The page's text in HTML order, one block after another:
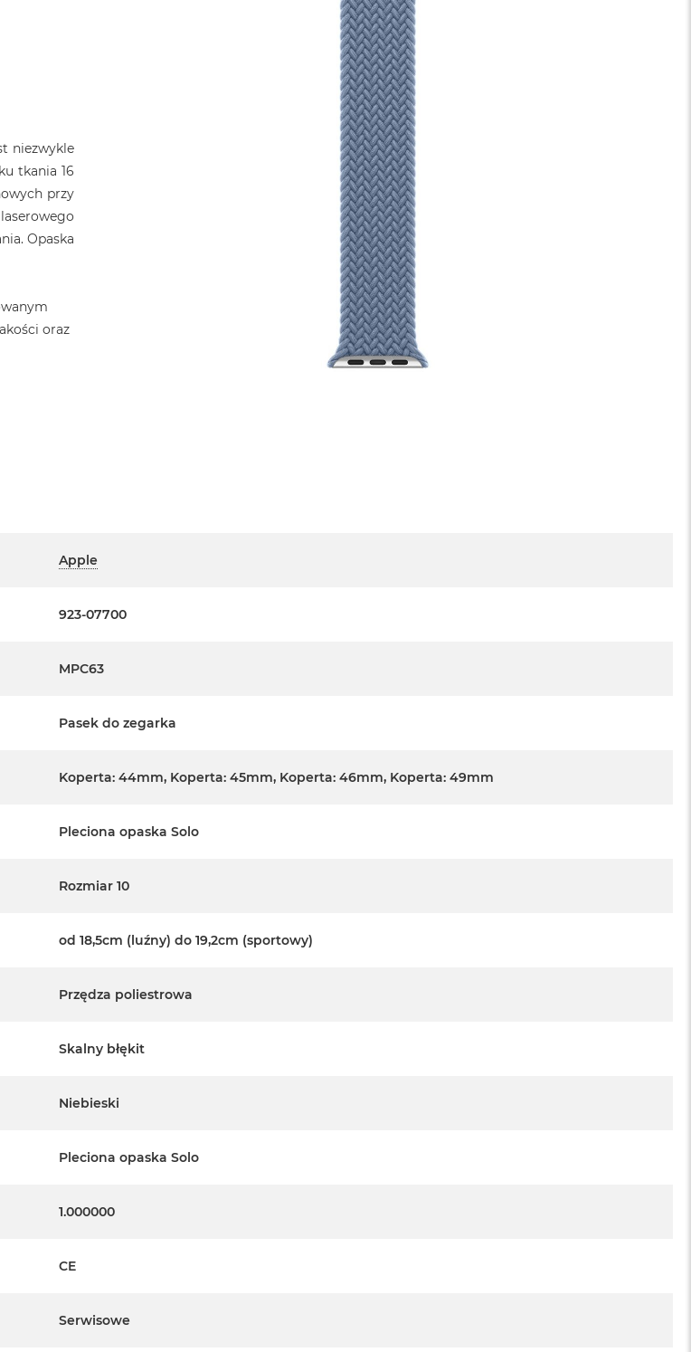
niezwykle
tkania 16
przy
Opaska
oraz
Apple
923-07700
MPC63
Pasek do zegarka
Koperta: 44mm, Koperta: 45mm, Koperta: 46mm, Koperta: 49mm
Pleciona opaska Solo
Rozmiar 10
od 18,5cm (luźny) do 19,2cm (sportowy)
Przędza poliestrowa
Skalny błękit
Niebieski
Pleciona opaska Solo
1.000000
CE
Serwisowe